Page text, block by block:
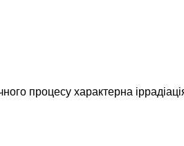
процесу характерна